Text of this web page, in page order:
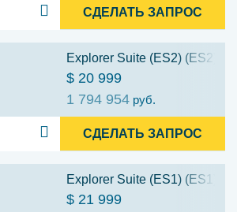
СДЕЛАТЬ ЗАПРОС
Explorer Suite (ES2) (ES2)
$ 20 999
1 794 954 руб.
СДЕЛАТЬ ЗАПРОС
Explorer Suite (ES1) (ES1)
$ 21 999